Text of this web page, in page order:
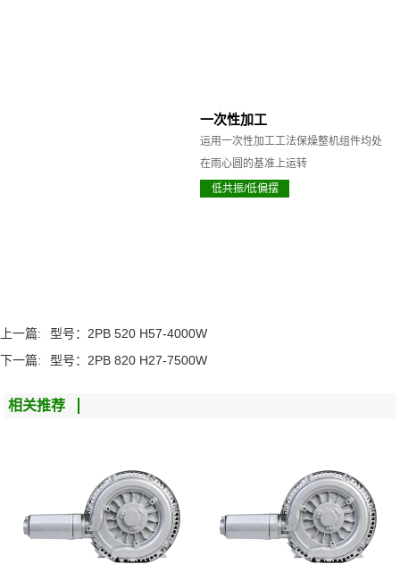
一次性加工
运用一次性加工工法保燥整机组件均处
在雨心圆的基准上运转
低共振/低偏摆
上一篇:
型号：2PB 520 H57-4000W
下一篇:
型号：2PB 820 H27-7500W
相关推荐